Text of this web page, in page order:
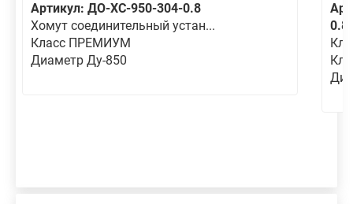
Артикул: ДО-ХС-950-304-0.8
Хомут соединительный устан...
Класс ПРЕМИУМ
Диаметр Ду-850